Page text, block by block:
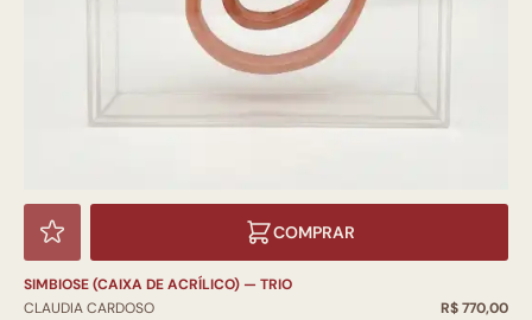
COMPRAR
SIMBIOSE (CAIXA DE ACRÍLICO) — TRIO
CLAUDIA CARDOSO
R$ 770,00